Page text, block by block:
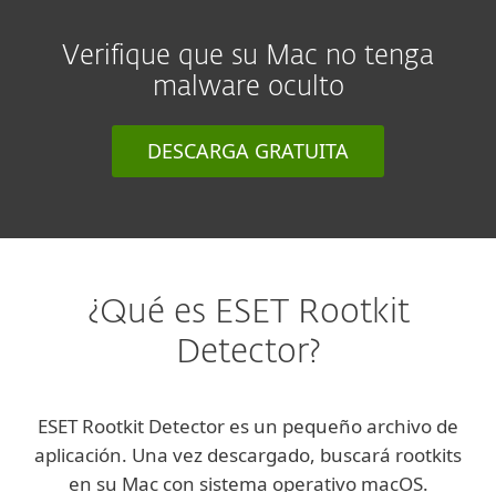
Verifique que su Mac no tenga
malware oculto
DESCARGA GRATUITA
¿Qué es ESET Rootkit
Detector?
ESET Rootkit Detector es un pequeño archivo de
aplicación. Una vez descargado, buscará rootkits
en su Mac con sistema operativo macOS.